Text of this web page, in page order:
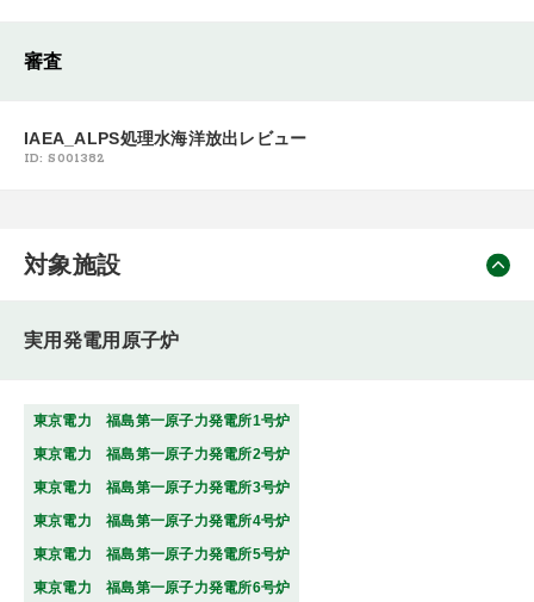
審査
IAEA_ALPS処理水海洋放出レビュー
ID: S001382
対象施設
実用発電用原子炉
東京電力 福島第一原子力発電所1号炉
東京電力 福島第一原子力発電所2号炉
東京電力 福島第一原子力発電所3号炉
東京電力 福島第一原子力発電所4号炉
東京電力 福島第一原子力発電所5号炉
東京電力 福島第一原子力発電所6号炉